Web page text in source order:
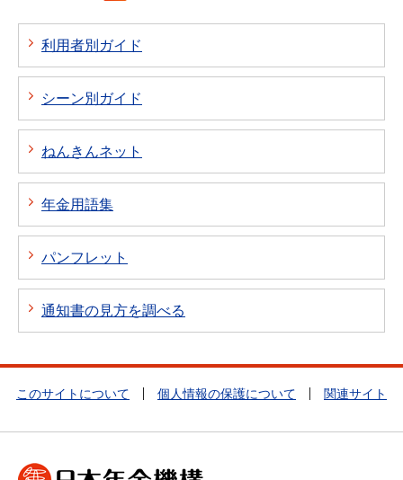
利用者別ガイド
シーン別ガイド
ねんきんネット
年金用語集
パンフレット
通知書の見方を調べる
このサイトについて 個人情報の保護について 関連サイト